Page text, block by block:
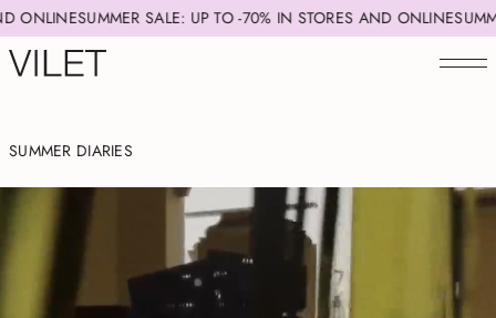
SALE: UP TO -70% IN STORES AND ONLINESUMMER SALE:
SUMMER DIARIES